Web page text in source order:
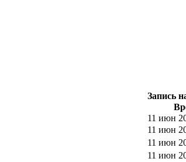
Запись
11 июн
11 июн
11 июн
11 июн